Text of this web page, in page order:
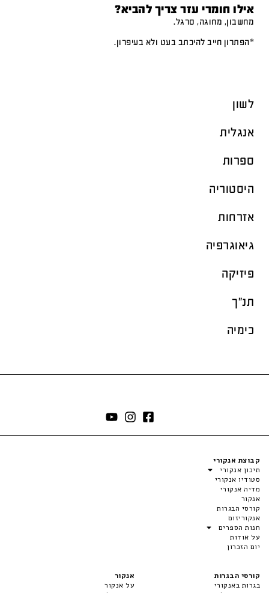
אילו חומרי עזר צריך להביא?
מחשבון, מחוגה, סרגל.
*הפתרון חייב להיכתב בעט ולא בעיפרון.
לשון
אנגלית
ספרות
היסטוריה
אזרחות
גיאוגרפיה
פיזיקה
תנ"ך
כימיה
קבוצת אנקורי
תיכון אנקורי
סטודיו אנקורי
מדיה אנקורי
אנקור
קורסי הבגרות
אנקוריזום
חנות הספרים
על אודות
יום הזכרון
קורסי הבגרות
בגרות באנקורי
אנקור
על אנקור